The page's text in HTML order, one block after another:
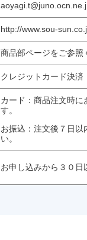
http://www.sou-
商品部ページをご参照
クレジットカード決済
カード：商品注文時に
す。
お振込：注文後７日以
い。
お申し込みから３０日